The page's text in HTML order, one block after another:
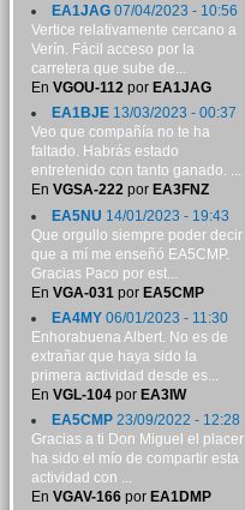
EA1JAG07/04/2023 - 10:56
Vertice relativamente cercano a
Verín. Fácil acceso por la
carretera que sube de...
En VGOU-112por EA1JAG
EA1BJE13/03/2023 - 00:37
Veo que compañía no te ha
faltado. Habrás estado
entretenido con tanto ganado. ...
En VGSA-222por EA3FNZ
EA5NU 14/01/2023 - 19:43
Que orgullo siempre poder decir
que a mí me enseñó EA5CMP.
Gracias Paco por est...
En VGA-031 por EA5CMP
EA4MY06/01/2023 - 11:30
Enhorabuena Albert. No es de
extrañar que haya sido la
primera actividad desde es...
En VGL-104por EA3IW
EA5CMP23/09/2022 - 12:28
Gracias a ti Don Miguel el placer
ha sido el mío de compartir esta
actividad con ...
En VGAV-166por EA1DMP